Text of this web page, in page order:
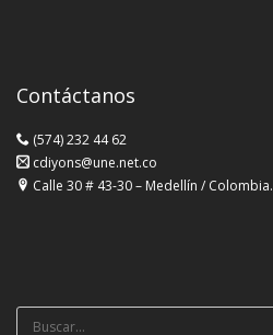
Contáctanos
(574) 232 44 62
cdiyons@une.net.co
Calle 30 # 43-30 – Medellín / Colombia.
Búsqueda